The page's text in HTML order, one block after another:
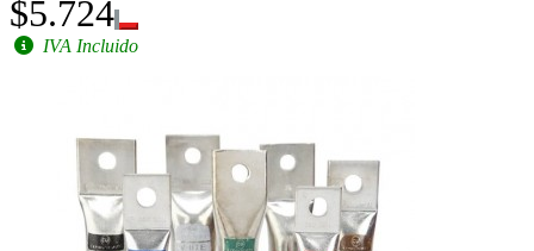
$5.724
IVA Incluido